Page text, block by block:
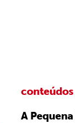
A